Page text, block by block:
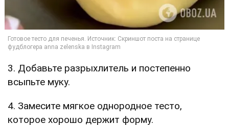
3. Добавьте разрыхлитель и постепенно
всыпьте муку.
4. Замесите мягкое однородное тесто,
которое хорошо держит форму.